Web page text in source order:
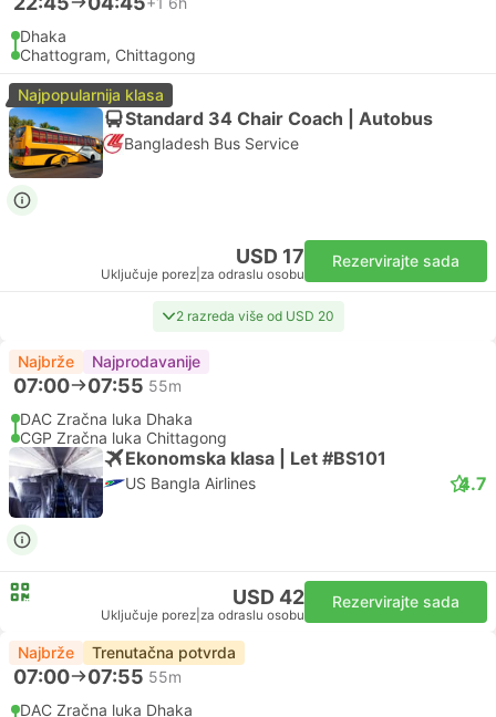
Dhaka
Chattogram, Chittagong
Najpopularnija klasa
Standard 34 Chair Coach | Autobus
Bangladesh Bus Service
USD 17
Uključuje porez za odraslu osobu
Rezervirajte sada
2 razreda više od USD 20
Najbrže Najprodavanije
07:00 07:55 55m
DAC Zračna luka Dhaka
CGP Zračna luka Chittagong
Ekonomska klasa | Let #BS101
US Bangla Airlines 4.7
USD 42
Uključuje porez za odraslu osobu
Rezervirajte sada
Najbrže Trenutačna potvrda
07:00 07:55 55m
DAC Zračna luka Dhaka